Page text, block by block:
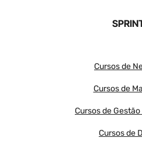
Cursos de
Cursos de
Cursos de
Cursos de